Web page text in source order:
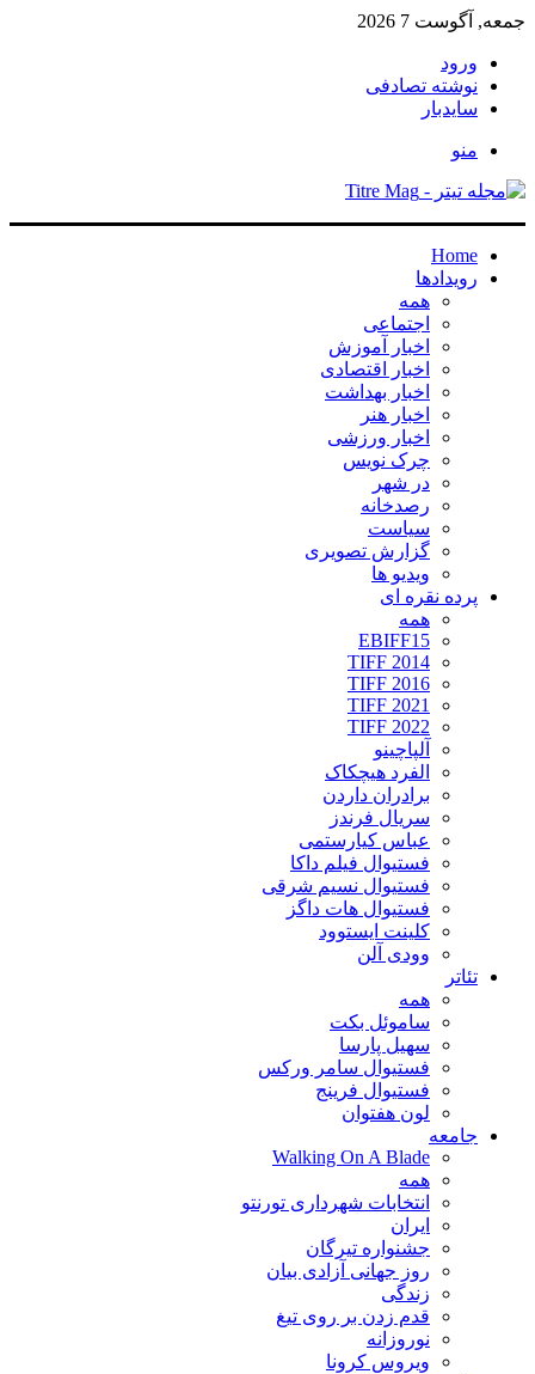
جمعه, آگوست 7 2026
ورود
نوشته تصادفی
سایدبار
منو
Home
رویدادها
همه
اجتماعی
اخبار آموزش
اخبار اقتصادی
اخبار بهداشت
اخبار هنر
اخبار ورزشی
چرک نویس
در شهر
رصدخانه
سیاست
گزارش تصویری
ویدیو ها
پرده نقره ای
همه
EBIFF15
TIFF 2014
TIFF 2016
TIFF 2021
TIFF 2022
آلپاچینو
الفرد هیچکاک
برادران داردن
سریال فرندز
عباس کیارستمی
فستیوال فیلم داکا
فستیوال نسیم شرقی
فستیوال هات داگز
کلینت ایستوود
وودی آلن
تئاتر
همه
ساموئل بکت
سهیل پارسا
فستیوال سامر ورکس
فستیوال فرینج
لون هفتوان
جامعه
Walking On A Blade
همه
انتخابات شهرداری تورنتو
ایران
جشنواره تیرگان
روز جهانی آزادی بیان
زندگی
قدم زدن بر روی تیغ
نوروزانه
ویروس کرونا